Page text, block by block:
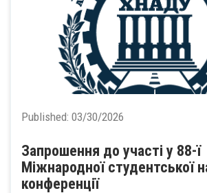
Published: 03/30/2026
Запрошення до участі у 88-ї
Міжнародної студентської
конференції